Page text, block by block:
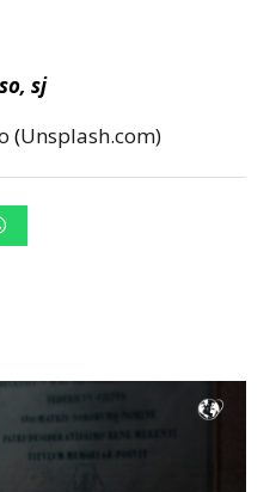
sj
(Unsplash.com)